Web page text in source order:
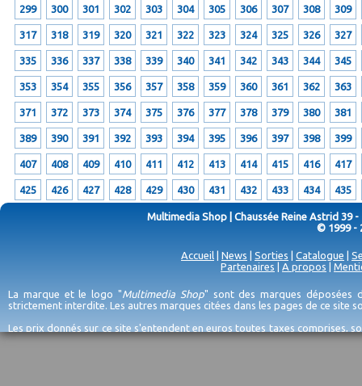
299 300 301 302 303 304 305 306 307 308 309
317 318 319 320 321 322 323 324 325 326 327
335 336 337 338 339 340 341 342 343 344 345
353 354 355 356 357 358 359 360 361 362 363
371 372 373 374 375 376 377 378 379 380 381
389 390 391 392 393 394 395 396 397 398 399
407 408 409 410 411 412 413 414 415 416 417
425 426 427 428 429 430 431 432 433 434 435
Multimedia Shop | Chaussée Reine Astrid 39 -
© 1999 -
Accueil News Sorties Catalogue
Partenaires
A propos
La marque et le logo "Multimedia Shop" sont des marques déposées
strictement interdite. Les autres marques citées dans les pages de ce site
Les prix donnés sur ce site s'entendent en euros toutes taxes comprises,
erreurs d'encodage, et sauf épuisement du stock et/ou impossibilité de